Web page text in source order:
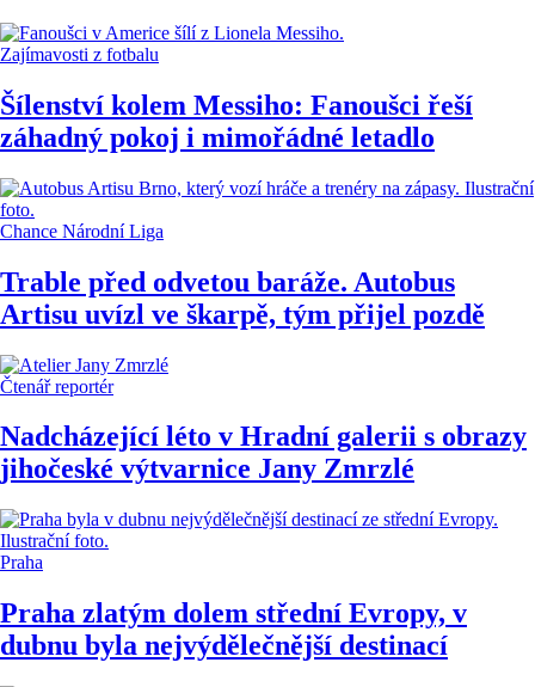
Zajímavosti z fotbalu
Šílenství kolem Messiho: Fanoušci řeší
záhadný pokoj i mimořádné letadlo
Chance Národní Liga
Trable před odvetou baráže. Autobus
Artisu uvízl ve škarpě, tým přijel pozdě
Čtenář reportér
Nadcházející léto v Hradní galerii s obrazy
jihočeské výtvarnice Jany Zmrzlé
Praha
Praha zlatým dolem střední Evropy, v
dubnu byla nejvýdělečnější destinací